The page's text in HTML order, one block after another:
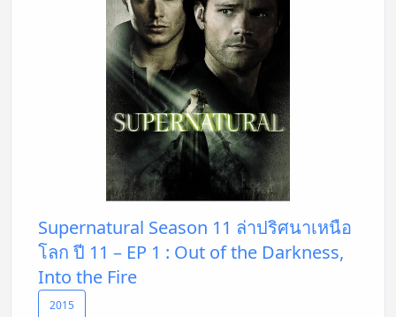
Supernatural Season 11 ล่าปริศนาเหนือ
โลก ปี 11 – EP 1 : Out of the Darkness,
Into the Fire
2015